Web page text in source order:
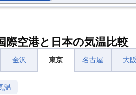
際空港と日本の気温比較
金沢 東京 名古屋 大阪
温